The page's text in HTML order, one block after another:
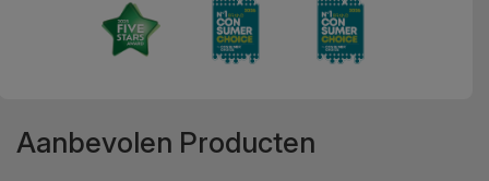
Aanbevolen Producten